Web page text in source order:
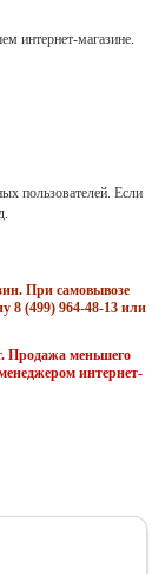
интернет-магазине.
пользователей. Если
При самовывозе
8 (499) 964-48-13 или
Продажа меньшего
интернет-